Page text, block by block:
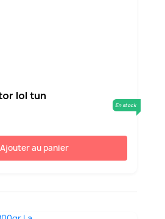
lol tun
En stock
Ajouter au panier